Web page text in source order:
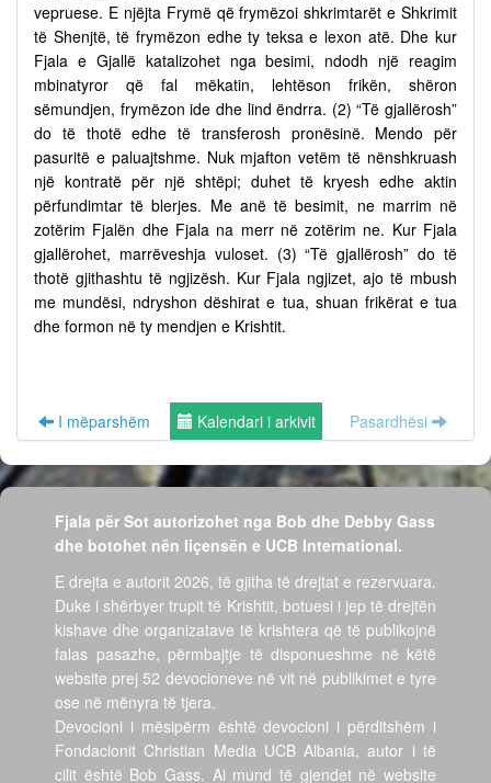
vepruese. E njëjta Frymë që frymëzoi shkrimtarët e Shkrimit
të Shenjtë, të frymëzon edhe ty teksa e lexon atë. Dhe kur
Fjala e Gjallë katalizohet nga besimi, ndodh një reagim
mbinatyror që fal mëkatin, lehtëson frikën, shëron
sëmundjen, frymëzon ide dhe lind ëndrra. (2) “Të gjallërosh”
do të thotë edhe të transferosh pronësinë. Mendo për
pasuritë e paluajtshme. Nuk mjafton vetëm të nënshkruash
një kontratë për një shtëpi; duhet të kryesh edhe aktin
përfundimtar të blerjes. Me anë të besimit, ne marrim në
zotërim Fjalën dhe Fjala na merr në zotërim ne. Kur Fjala
gjallërohet, marrëveshja vuloset. (3) “Të gjallërosh” do të
thotë gjithashtu të ngjizësh. Kur Fjala ngjizet, ajo të mbush
me mundësi, ndryshon dëshirat e tua, shuan frikërat e tua
dhe formon në ty mendjen e Krishtit.
I mëparshëm Kalendari i arkivit Pasardhësi
Fjala për Sot autorizohet nga Bob dhe Debby Gass
dhe botohet nën liçensën e UCB International.
E drejta e autorit 2026, të gjitha të drejtat e rezervuara.
Duke i shërbyer trupit të Krishtit, botuesi i jep të drejtën
kishave dhe organizatave të krishtera që të publikojnë
falas pasazhe, përmbajtje të disponueshme në këtë
website prej 52 devocioneve në vit në publikimet e tyre
ose në mënyra të tjera.
Devocioni i mësipërm është devocioni i përditshëm i
Fondacionit Christian Media UCB Albania, autor i të
cilit është Bob Gass. Ai mund të gjendet në website